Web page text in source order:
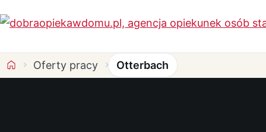
Oferty pracy Otterbach